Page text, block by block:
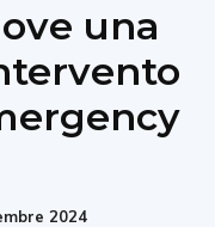
una
2024